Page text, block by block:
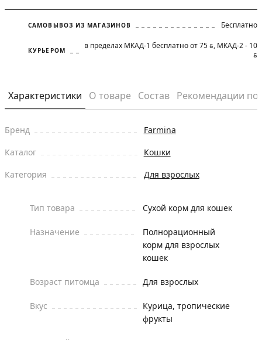
САМОВЫВОЗ ИЗ МАГАЗИНОВ Бесплатно
КУРЬЕРОМ в пределах МКАД-1 бесплатно от 75 BYN, МКАД-2 - 10
BYN
Характеристики О товаре Состав Рекомендации
Бренд
Farmina
Каталог
Кошки
Категория
Для взрослых
Тип товара Сухой корм для кошек
Назначение
Полнорационный
корм для взрослых
кошек
Возраст питомца Для взрослых
Вкус
Курица, тропические
фрукты